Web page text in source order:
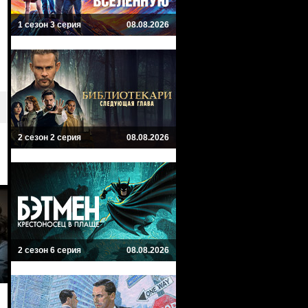
1 сезон 3 серия 08.08.2026
2 сезон 2 серия 08.08.2026
2 сезон 6 серия 08.08.2026